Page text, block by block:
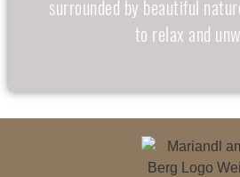
surrounded by beautiful
to relax and